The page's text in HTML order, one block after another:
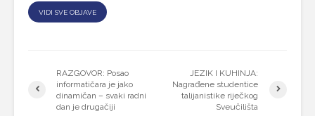
VIDI SVE OBJAVE
RAZGOVOR: Posao
informatičara je jako
dinamičan – svaki radni
dan je drugačiji
JEZIK I KUHINJA:
Nagrađene studentice
talijanistike riječkog
Sveučilišta